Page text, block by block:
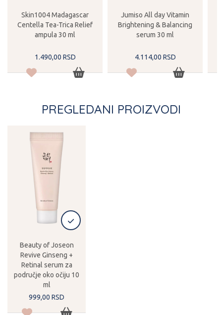
Skin1004 Madagascar
Centella Tea-Trica Relief
ampula 30 ml
1.490,00 RSD
Jumiso All day Vitamin
Brightening & Balancing
serum 30 ml
4.114,00 RSD
PREGLEDANI PROIZVODI
Beauty of Joseon
Revive Ginseng +
Retinal serum za
područje oko očiju 10
ml
999,00 RSD